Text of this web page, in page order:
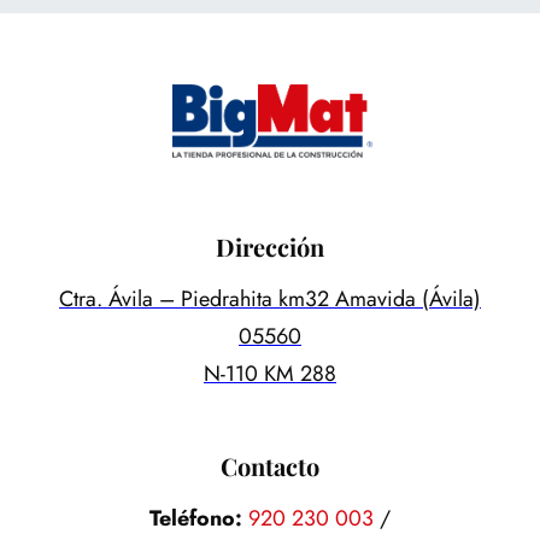
Dirección
Ctra. Ávila – Piedrahita km32 Amavida (Ávila)
05560
N-110 KM 288
Contacto
Teléfono: 920 230 003 /